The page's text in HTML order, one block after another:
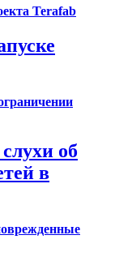
об
в